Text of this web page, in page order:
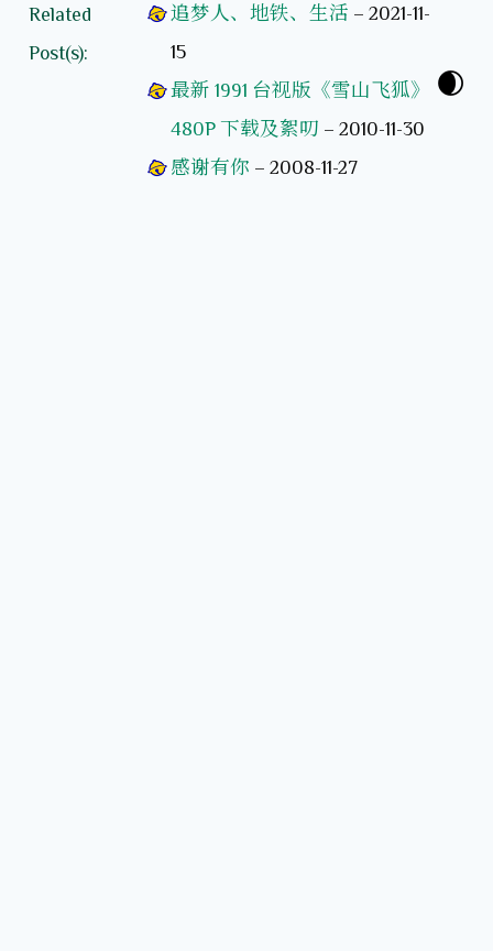
Related
Post(s):
追梦人、地铁、生活 –2021-11-
15
最新 1991 台视版《雪山飞狐》
480P 下载及絮叨 –2010-11-30
感谢有你 –2008-11-27